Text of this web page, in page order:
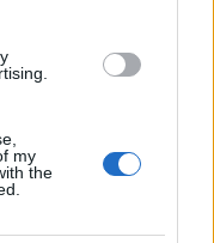
third-party tags to
my
the